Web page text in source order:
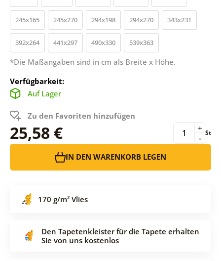
245x165 245x270 294x198 294x270 343x231
392x264 441x297 490x330 539x363
*Die Maßangaben sind in cm als Breite x Höhe.
Verfügbarkeit:
Auf Lager
Zu den Favoriten hinzufügen
25,58 € -
+ St
IN DEN WARENKORB LEGEN
170 g/m² Vlies
Den Tapetenkleister für die Tapete erhalten
Sie von uns kostenlos